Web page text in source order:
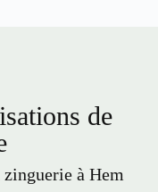
de
à Hem